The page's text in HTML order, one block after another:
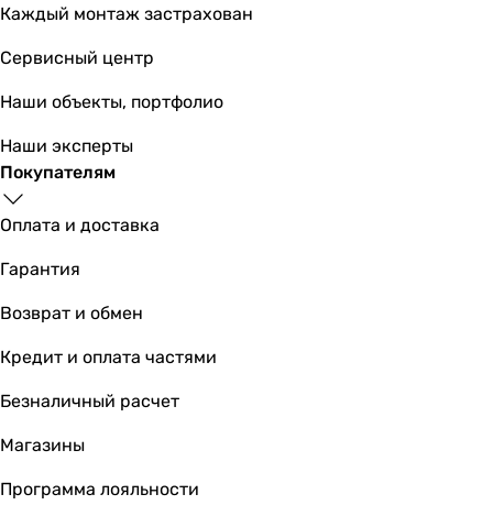
аэратор
-
с верхним душем, с ручным душем
Особенности смесителя
картриджный смеситель
картриджный смеситель
картриджный смеситель
картриджный смеситель
картриджный смеситель
картриджный смеситель
картриджный смеситель
-
-
душевой шланг
Каждый монтаж застрахован
Сервисный центр
Наши объекты, портфолио
Наши эксперты
Покупателям
Оплата и доставка
Гарантия
Возврат и обмен
Кредит и оплата частями
Безналичный расчет
Магазины
Программа лояльности